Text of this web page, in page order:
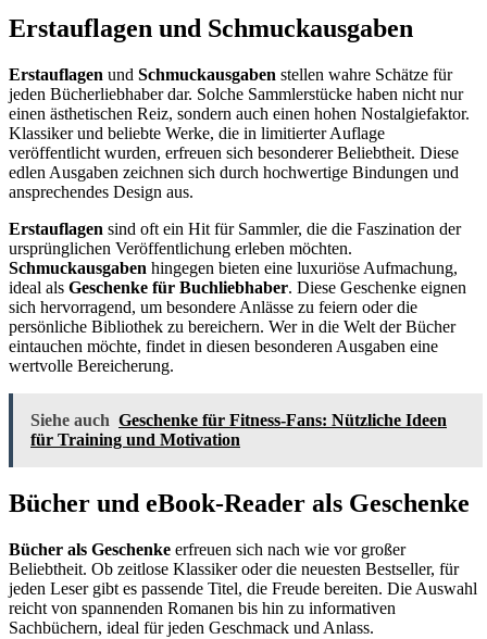
Erstauflagen und Schmuckausgaben
Erstauflagen und Schmuckausgaben stellen wahre Schätze für
jeden Bücherliebhaber dar. Solche Sammlerstücke haben nicht nur
einen ästhetischen Reiz, sondern auch einen hohen Nostalgiefaktor.
Klassiker und beliebte Werke, die in limitierter Auflage
veröffentlicht wurden, erfreuen sich besonderer Beliebtheit. Diese
edlen Ausgaben zeichnen sich durch hochwertige Bindungen und
ansprechendes Design aus.
Erstauflagen sind oft ein Hit für Sammler, die die Faszination der
ursprünglichen Veröffentlichung erleben möchten.
Schmuckausgaben hingegen bieten eine luxuriöse Aufmachung,
ideal als Geschenke für Buchliebhaber. Diese Geschenke eignen
sich hervorragend, um besondere Anlässe zu feiern oder die
persönliche Bibliothek zu bereichern. Wer in die Welt der Bücher
eintauchen möchte, findet in diesen besonderen Ausgaben eine
wertvolle Bereicherung.
Siehe auch Geschenke für Fitness-Fans: Nützliche Ideen
für Training und Motivation
Bücher und eBook-Reader als Geschenke
Bücher als Geschenke erfreuen sich nach wie vor großer
Beliebtheit. Ob zeitlose Klassiker oder die neuesten Bestseller, für
jeden Leser gibt es passende Titel, die Freude bereiten. Die Auswahl
reicht von spannenden Romanen bis hin zu informativen
Sachbüchern, ideal für jeden Geschmack und Anlass.